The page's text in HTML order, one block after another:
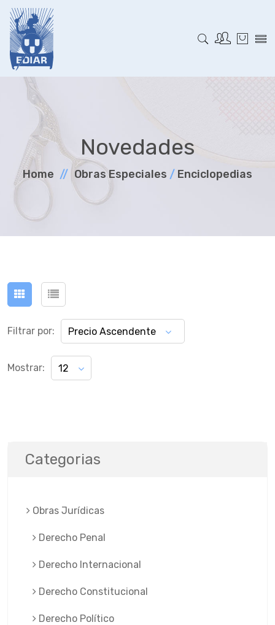
Novedades
Home Obras Especiales / Enciclopedias
Filtrar por: Precio Ascendente
Mostrar: 12
Categorias
Obras Jurí­dicas
Derecho Penal
Derecho Internacional
Derecho Constitucional
Derecho Político